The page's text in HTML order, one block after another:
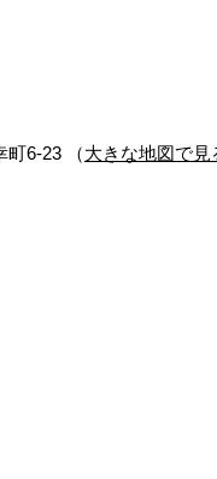
町6-23 （大きな地図で見